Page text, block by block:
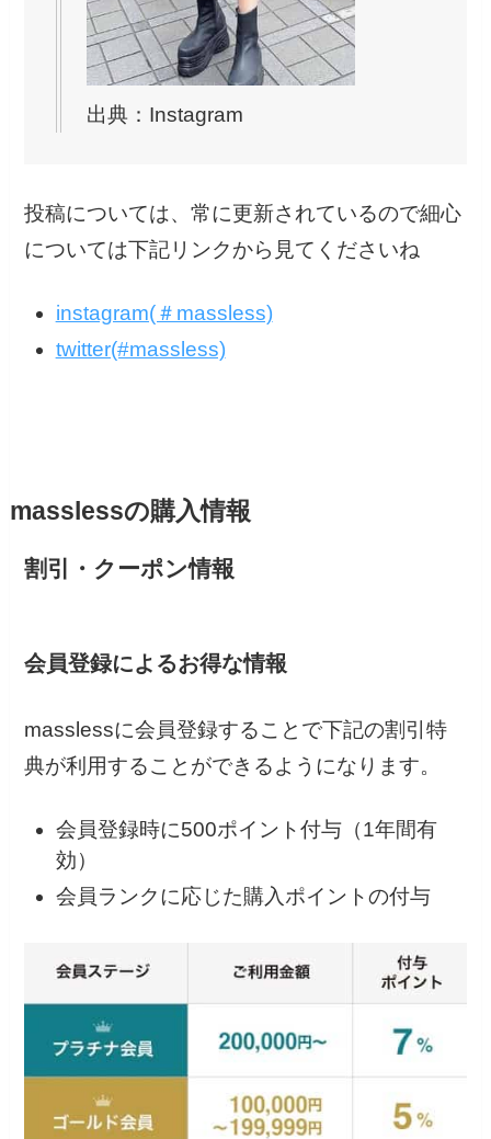
出典：Instagram
投稿については、常に更新されているので細心
については下記リンクから見てくださいね
instagram(＃massless)
twitter(#massless)
masslessの購入情報
割引・クーポン情報
会員登録によるお得な情報
masslessに会員登録することで下記の割引特
典が利用することができるようになります。
会員登録時に500ポイント付与（1年間有
効）
会員ランクに応じた購入ポイントの付与